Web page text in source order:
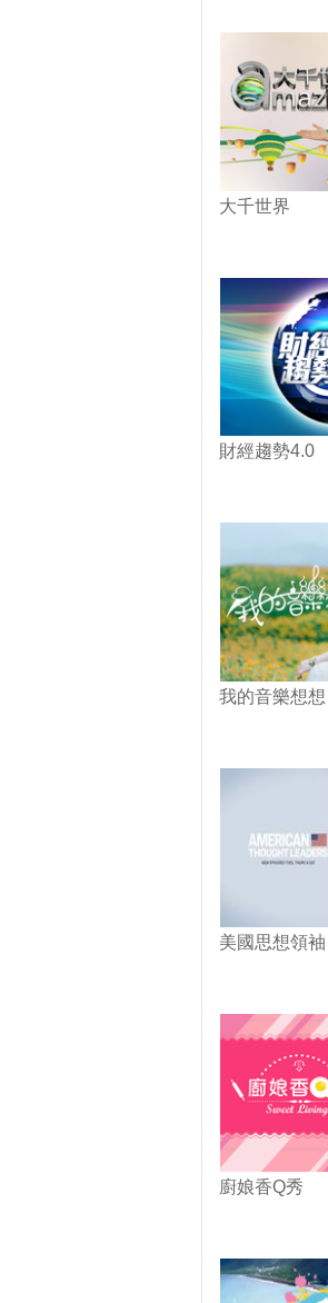
大千世界
財經趨勢4.0
我的音樂想想
美國思想領袖
廚娘香Q秀